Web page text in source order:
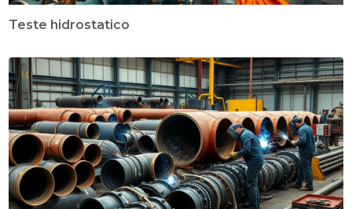
Teste hidrostatico